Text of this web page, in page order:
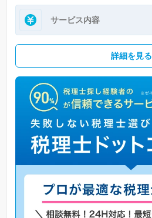
サービス内容
詳細を見る